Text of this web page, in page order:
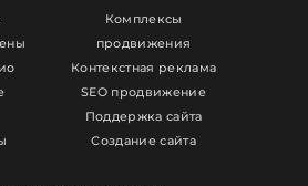
Комплексы
продвижения
Контекстная реклама
SEO продвижение
Поддержка сайта
Создание сайта